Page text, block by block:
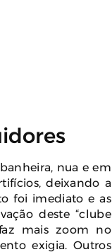
nua e em
deixando a
foi imediato e as
deste “clube
mais zoom no
exigia. Outros